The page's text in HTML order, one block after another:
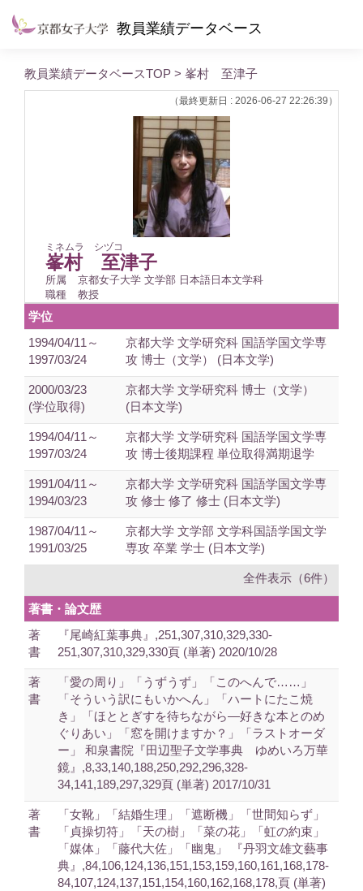
教員業績データベース
教員業績データベースTOP > 峯村 至津子
（最終更新日 : 2026-06-27 22:26:39）
ミネムラ シヅコ
峯村 至津子
所属
京都女子大学 文学部 日本語日本文学科
職種
教授
学位
1994/04/11～
1997/03/24
京都大学 文学研究科 国語学国文学専
攻 博士（文学） (日本文学)
2000/03/23
(学位取得)
京都大学 文学研究科 博士（文学）
(日本文学)
1994/04/11～
1997/03/24
京都大学 文学研究科 国語学国文学専
攻 博士後期課程 単位取得満期退学
1991/04/11～
1994/03/23
京都大学 文学研究科 国語学国文学専
攻 修士 修了 修士 (日本文学)
1987/04/11～
1991/03/25
京都大学 文学部 文学科国語学国文学
専攻 卒業 学士 (日本文学)
全件表示（6件）
著書・論文歴
著
書
『尾崎紅葉事典』,251,307,310,329,330-
251,307,310,329,330頁 (単著) 2020/10/28
著
書
「愛の周り」「うずうず」「このへんで……」
「そういう訳にもいかへん」「ハートにたこ焼
き」「ほととぎすを待ちながら―好きな本とのめ
ぐりあい」「窓を開けますか？」「ラストオーダ
ー」 和泉書院『田辺聖子文学事典 ゆめいろ万華
鏡』,8,33,140,188,250,292,296,328-
34,141,189,297,329頁 (単著) 2017/10/31
著
書
「女靴」「結婚生理」「遮断機」「世間知らず」
「貞操切符」「天の樹」「菜の花」「虹の約束」
「媒体」「藤代大佐」「幽鬼」 『丹羽文雄文藝事
典』,84,106,124,136,151,153,159,160,161,168,178-
84,107,124,137,151,154,160,162,168,178,頁 (単著)